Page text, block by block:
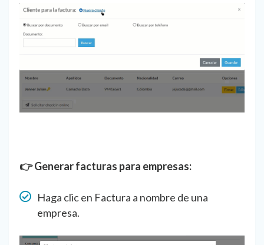
👉 Generar facturas para empresas:
Haga clic en Factura a nombre de una
empresa.